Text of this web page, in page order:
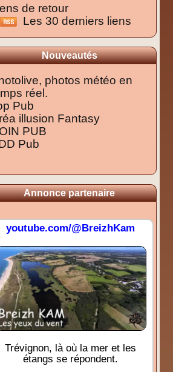
de retour
Les 30 derniers liens
Nouveautés
photos météo en
réel.
Pub
illusion Fantasy
PUB
Pub
Annonce partenaire
youtube.com/@BreizhKam
Trévignon, là où la mer et les
étangs se répondent.